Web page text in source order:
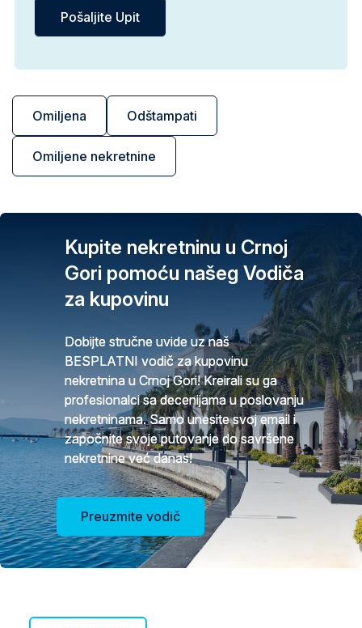
Omiljena Odštampati
Omiljene nekretnine
Kupite nekretninu u Crnoj
Gori pomoću našeg Vodiča
za kupovinu
Dobijte stručne uvide uz naš
BESPLATNI vodič za kupovinu
nekretnina u Crnoj Gori! Kreirali su ga
profesionalci sa decenijama u poslovanju
nekretninama. Samo unesite svoj email i
započnite svoje putovanje do savršene
nekretnine već danas!
Preuzmite vodič